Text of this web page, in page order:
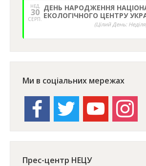
НЕД,
30
СЕРП.
ДЕНЬ НАРОДЖЕННЯ
ЕКОЛОГІЧНОГО ЦЕНТРУ
(Цілий День:
Ми в соціальних мережах
facebook twitter youtube instagram
Прес-центр НЕЦУ